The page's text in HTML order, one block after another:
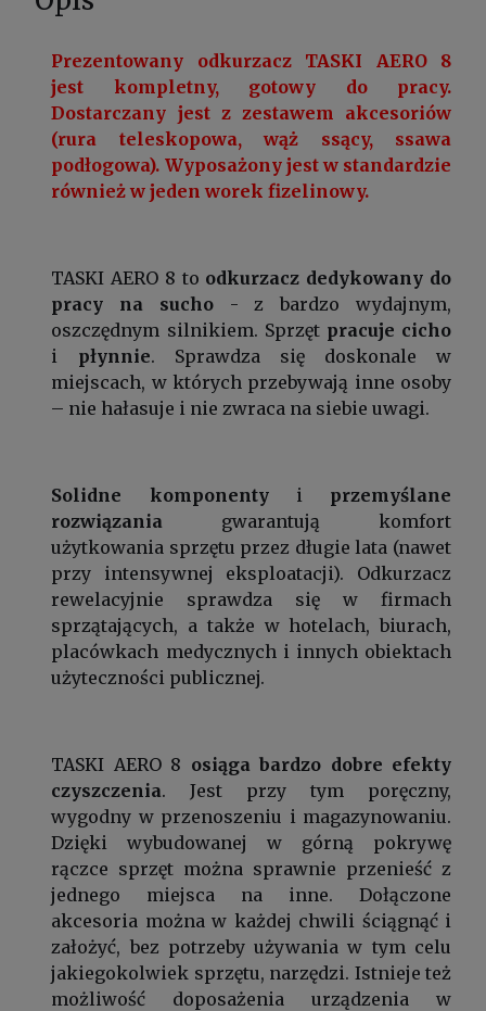
Prezentowany odkurzacz TASKI AERO 8
jest kompletny, gotowy do pracy.
Dostarczany jest z zestawem akcesoriów
(rura teleskopowa, wąż ssący, ssawa
podłogowa). Wyposażony jest w standardzie
również w jeden worek fizelinowy.
TASKI AERO 8 to odkurzacz dedykowany do
pracy na sucho- z bardzo wydajnym,
oszczędnym silnikiem. Sprzęt pracuje cicho
i płynnie. Sprawdza się doskonale w
miejscach, w których przebywają inne osoby
– nie hałasuje i nie zwraca na siebie uwagi.
Solidne komponentyi przemyślane
rozwiązania gwarantują komfort
użytkowania sprzętu przez długie lata (nawet
przy intensywnej eksploatacji). Odkurzacz
rewelacyjnie sprawdza się w firmach
sprzątających, a także w hotelach, biurach,
placówkach medycznych i innych obiektach
użyteczności publicznej.
TASKI AERO 8 osiąga bardzo dobre efekty
czyszczenia. Jest przy tym poręczny,
wygodny w przenoszeniu i magazynowaniu.
Dzięki wybudowanej w górną pokrywę
rączce sprzęt można sprawnie przenieść z
jednego miejsca na inne. Dołączone
akcesoria można w każdej chwili ściągnąć i
założyć, bez potrzeby używania w tym celu
jakiegokolwiek sprzętu, narzędzi. Istnieje też
możliwość doposażenia urządzenia w